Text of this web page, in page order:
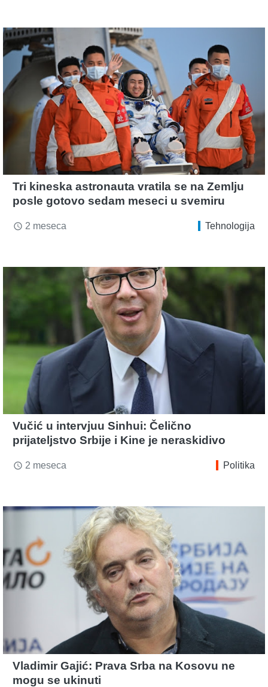
Tri kineska astronauta vratila se na Zemlju
posle gotovo sedam meseci u svemiru
access_time 2 meseca Tehnologija
Vučić u intervjuu Sinhui: Čelično
prijateljstvo Srbije i Kine je neraskidivo
access_time 2 meseca Politika
Vladimir Gajić: Prava Srba na Kosovu ne
mogu se ukinuti